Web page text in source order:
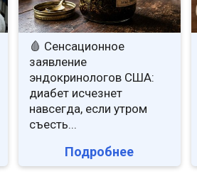
🩸 Сенсационное
заявление
эндокринологов США:
диабет исчезнет
навсегда, если утром
съесть...
Подробнее